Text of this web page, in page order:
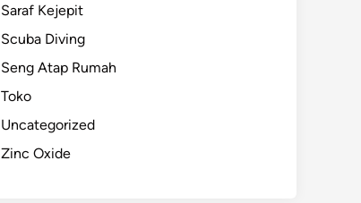
Saraf Kejepit
Scuba Diving
Seng Atap Rumah
Toko
Uncategorized
Zinc Oxide